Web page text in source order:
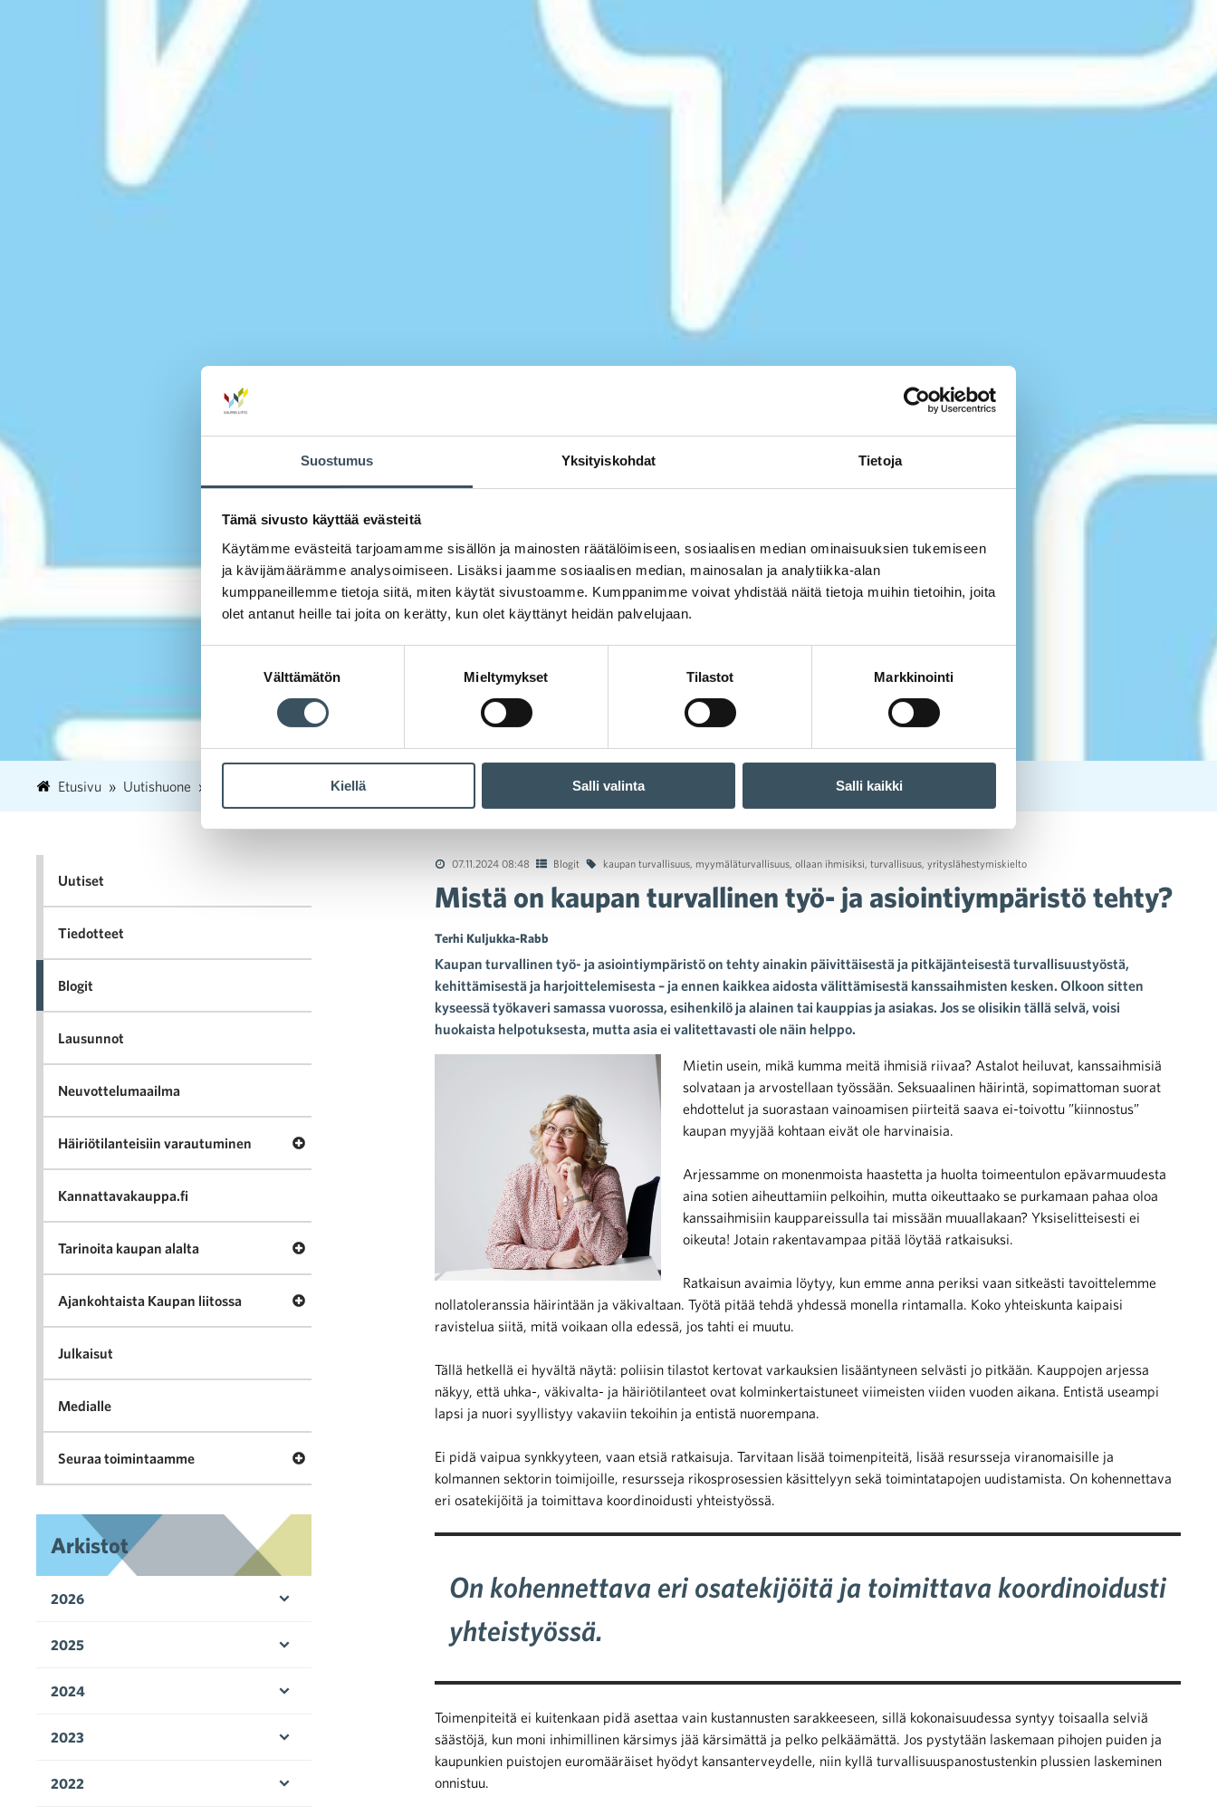
Suostumus Yksityiskohdat Tietoja
Tämä sivusto käyttää evästeitä
Käytämme evästeitä tarjoamamme sisällön ja mainosten räätälöimiseen, sosiaalisen median ominaisuuksien tukemiseen
ja kävijämäärämme analysoimiseen. Lisäksi jaamme sosiaalisen median, mainosalan ja analytiikka-alan
kumppaneillemme tietoja siitä, miten käytät sivustoamme. Kumppanimme voivat yhdistää näitä tietoja muihin tietoihin, joita
olet antanut heille tai joita on kerätty, kun olet käyttänyt heidän palvelujaan.
Välttämätön Mieltymykset Tilastot Markkinointi
Kiellä Salli valinta Salli kaikki
Etusivu Uutishuone marraskuu 7 Mistä on kaupan turvallinen työ- ja asiointiympäristö tehty?
07.11.2024 08:48 Blogit kaupan turvallisuus myymäläturvallisuus ollaan ihmisiksi turvallisuus yrityslähestymiskielto
Mistä on kaupan turvallinen työ- ja asiointiympäristö tehty?
Terhi Kuljukka-Rabb
Kaupan turvallinen työ- ja asiointiympäristö on tehty ainakin päivittäisestä ja pitkäjänteisestä turvallisuustyöstä,
kehittämisestä ja harjoittelemisesta – ja ennen kaikkea aidosta välittämisestä kanssaihmisten kesken. Olkoon sitten
kyseessä työkaveri samassa vuorossa, esihenkilö ja alainen tai kauppias ja asiakas. Jos se olisikin tällä selvä, voisi
huokaista helpotuksesta, mutta asia ei valitettavasti ole näin helppo.
Mietin usein, mikä kumma meitä ihmisiä riivaa? Astalot heiluvat, kanssaihmisiä
solvataan ja arvostellaan työssään. Seksuaalinen häirintä, sopimattoman suorat
ehdottelut ja suorastaan vainoamisen piirteitä saava ei-toivottu ”kiinnostus”
kaupan myyjää kohtaan eivät ole harvinaisia.
Arjessamme on monenmoista haastetta ja huolta toimeentulon epävarmuudesta
aina sotien aiheuttamiin pelkoihin, mutta oikeuttaako se purkamaan pahaa oloa
kanssaihmisiin kauppareissulla tai missään muuallakaan? Yksiselitteisesti ei
oikeuta! Jotain rakentavampaa pitää löytää ratkaisuksi.
Ratkaisun avaimia löytyy, kun emme anna periksi vaan sitkeästi tavoittelemme
nollatoleranssia häirintään ja väkivaltaan. Työtä pitää tehdä yhdessä monella rintamalla. Koko yhteiskunta kaipaisi
ravistelua siitä, mitä voikaan olla edessä, jos tahti ei muutu.
Tällä hetkellä ei hyvältä näytä: poliisin tilastot kertovat varkauksien lisääntyneen selvästi jo pitkään. Kauppojen arjessa
näkyy, että uhka-, väkivalta- ja häiriötilanteet ovat kolminkertaistuneet viimeisten viiden vuoden aikana. Entistä useampi
lapsi ja nuori syyllistyy vakaviin tekoihin ja entistä nuorempana.
Ei pidä vaipua synkkyyteen, vaan etsiä ratkaisuja. Tarvitaan lisää toimenpiteitä, lisää resursseja viranomaisille ja
kolmannen sektorin toimijoille, resursseja rikosprosessien käsittelyyn sekä toimintatapojen uudistamista. On kohennettava
eri osatekijöitä ja toimittava koordinoidusti yhteistyössä.
On kohennettava eri osatekijöitä ja toimittava koordinoidusti
yhteistyössä.
Toimenpiteitä ei kuitenkaan pidä asettaa vain kustannusten sarakkeeseen, sillä kokonaisuudessa syntyy toisaalla selviä
säästöjä, kun moni inhimillinen kärsimys jää kärsimättä ja pelko pelkäämättä. Jos pystytään laskemaan pihojen puiden ja
kaupunkien puistojen euromääräiset hyödyt kansanterveydelle, niin kyllä turvallisuuspanostustenkin plussien laskeminen
onnistuu.
Uutiset
Tiedotteet
Blogit
Lausunnot
Neuvottelumaailma
Häiriötilanteisiin varautuminen Avaa valikko Häiriötilanteisiin varautuminen
Kannattavakauppa.fi
Tarinoita kaupan alalta Avaa valikko Tarinoita kaupan alalta
Ajankohtaista Kaupan liitossa Avaa valikko Ajankohtaista Kaupan liitossa
Julkaisut
Medialle
Seuraa toimintaamme Avaa valikko Seuraa toimintaamme
Arkistot
2026
2025
2024
2023
2022